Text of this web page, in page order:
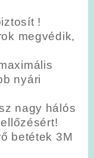
!
megvédik,
nyári
nagy hálós
betétek 3M